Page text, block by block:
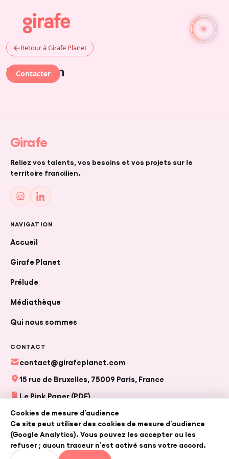
←Retour à Girafe Planet
Sebastian
Contacter
Girafe
Reliez vos talents, vos besoins et vos projets sur le
territoire francilien.
NAVIGATION
Accueil
Girafe Planet
Prélude
Médiathèque
Qui nous sommes
CONTACT
contact@girafeplanet.com
15 rue de Bruxelles, 75009 Paris, France
Le Pink Paper (PDF)
© 2026 Girafe — Girafe France, en collaboration avec Girafe
Planet (association loi 1901).
Conditions générales d'utilisation
Cookies de mesure d’audience
Ce site peut utiliser des cookies de mesure d’audience
(Google Analytics). Vous pouvez les accepter ou les
refuser ; aucun traceur n’est activé sans votre accord.